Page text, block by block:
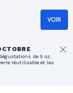
de 5 oz,
réutilisable et les
VOIR